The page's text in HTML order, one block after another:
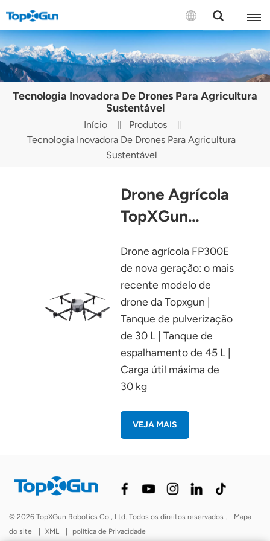
CONTATE-NOS
English
Español
Русский
Português(Portugal)
Tecnologia Inovadora De Drones Para Agricultura
Sustentável
Início
Produtos
Tecnologia Inovadora De Drones Para Agricultura
Sustentável
Drone Agrícola
TopXGun
Drone agrícola FP300E
de nova geração: o mais
recente modelo de
drone da Topxgun |
Tanque de pulverização
de 30 L | Tanque de
espalhamento de 45 L |
Carga útil máxima de
30 kg
VEJA MAIS
© 2026 TopXGun Robotics Co., Ltd. Todos os direitos reservados .
Mapa
do site
| XML | política de Privacidade